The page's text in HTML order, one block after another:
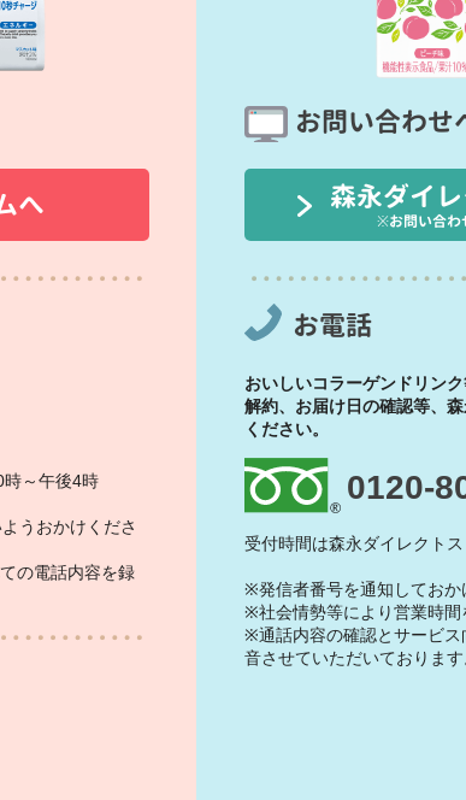
へ
～午後4時
うおかけくださ
の電話内容を録
お問い合わせ
森永ダイ
※お問い合わ
お電話
おいしいコラーゲンドリン
解約、お届け日の確認等、
ください。
0120-
受付時間は森永ダイレクト
※発信者番号を通知しておか
※社会情勢等により営業時
※通話内容の確認とサービ
音させていただいておりま